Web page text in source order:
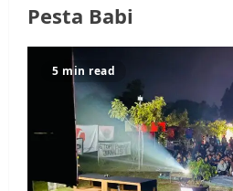
Pesta Babi
5 min read
Datangi
Diambil
JULI 21,